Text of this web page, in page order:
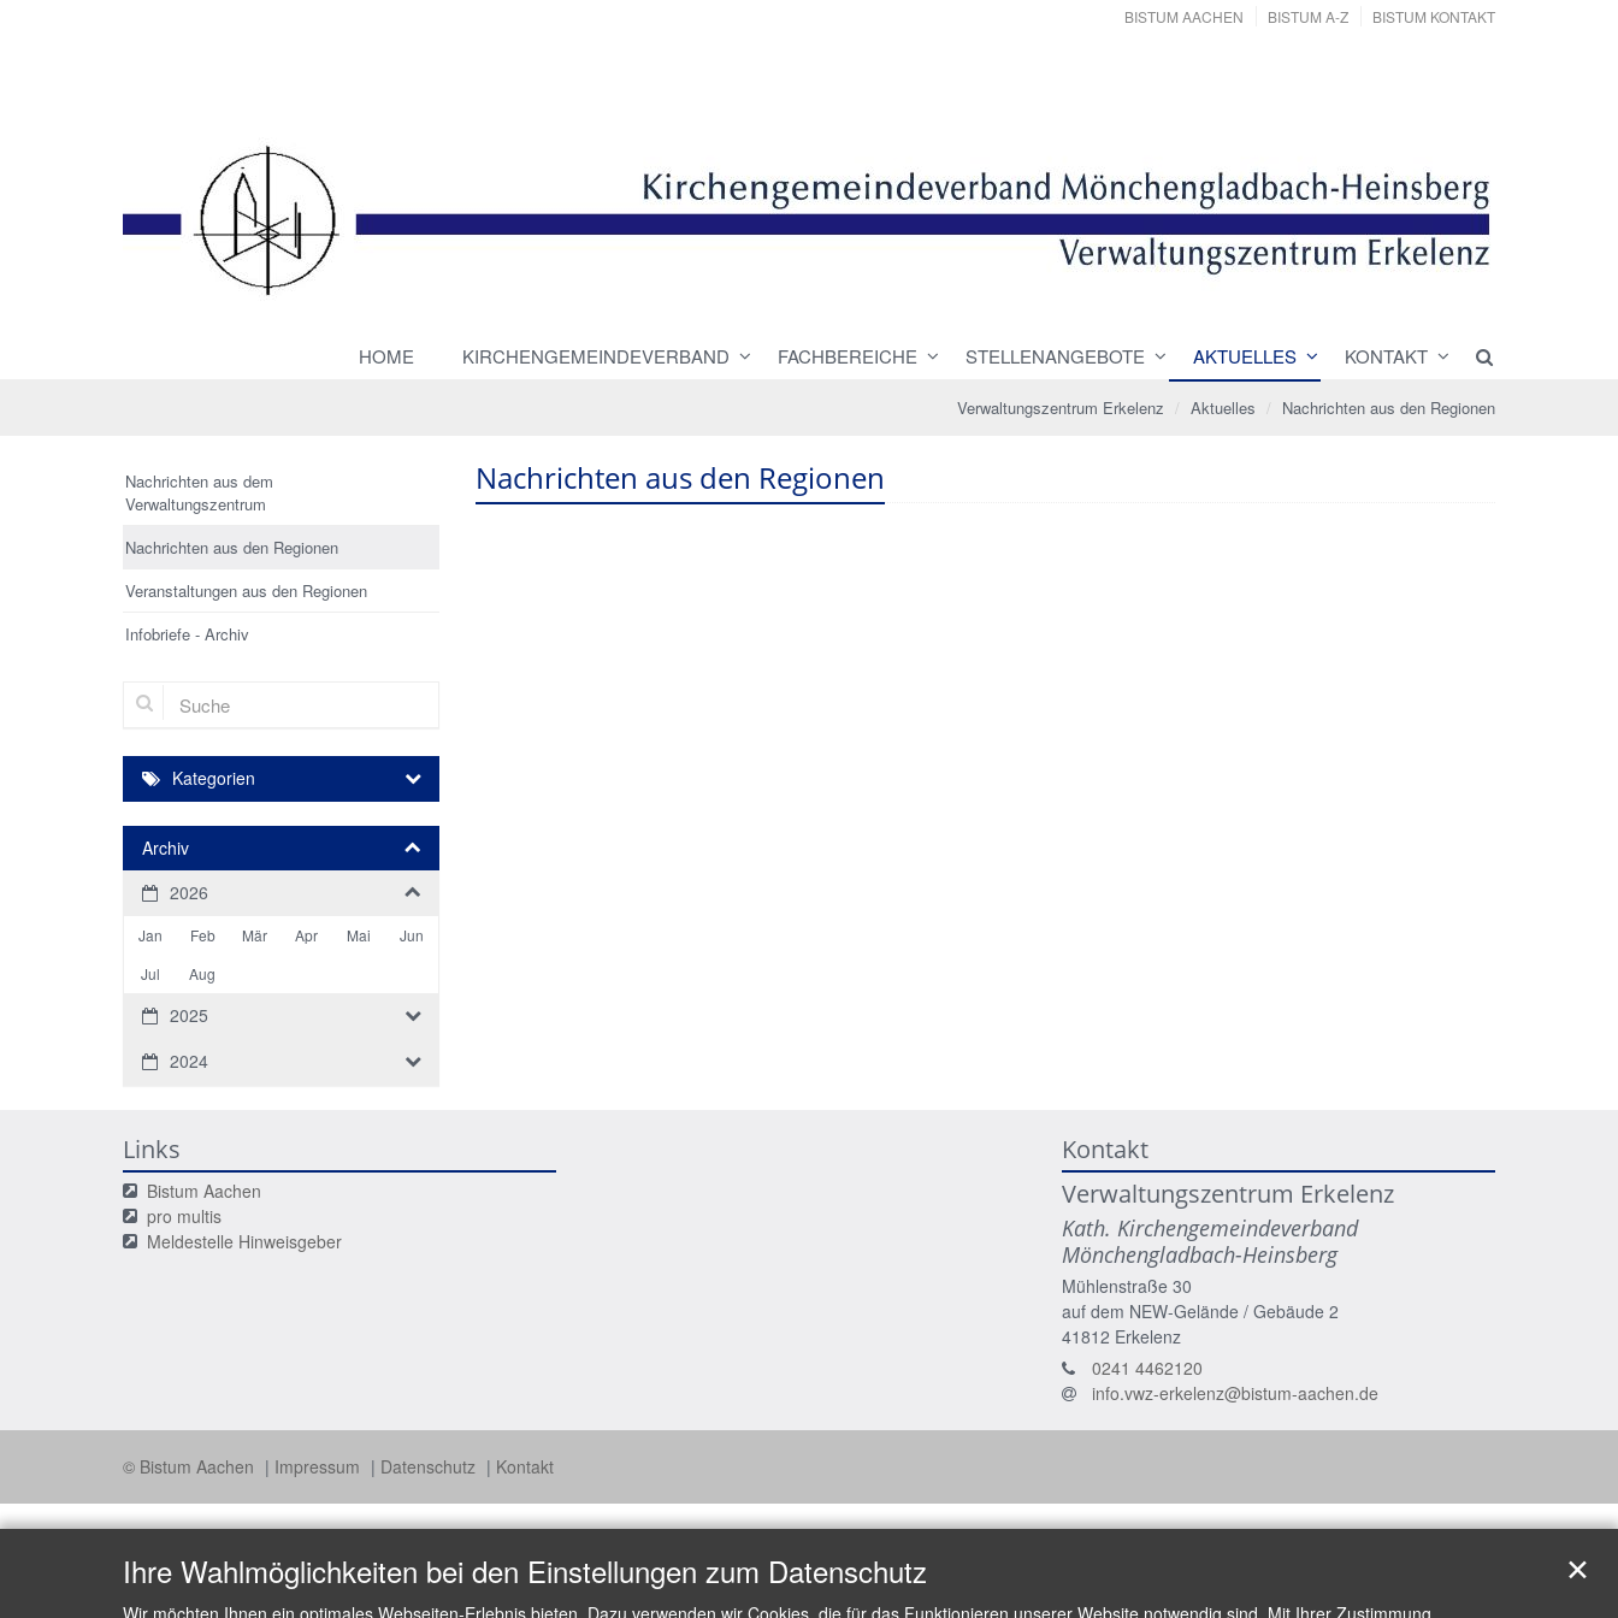
BISTUM AACHEN BISTUM A-Z BISTUM KONTAKT
HOME KIRCHENGEMEINDEVERBAND FACHBEREICHE STELLENANGEBOTE AKTUELLES KONTAKT
Verwaltungszentrum Erkelenz Aktuelles Nachrichten aus den Regionen
Nachrichten aus den Regionen
Nachrichten aus dem
Verwaltungszentrum
Nachrichten aus den Regionen
Veranstaltungen aus den Regionen
Infobriefe - Archiv
Suche
Kategorien
Archiv
2026
Jan Feb Mär Apr Mai
Jun
Jul
Aug
2025
2024
Links
Bistum Aachen
pro multis
Meldestelle Hinweisgeber
Kontakt
Verwaltungszentrum Erkelenz
Kath. Kirchengemeindeverband
Mönchengladbach-Heinsberg
Mühlenstraße 30
auf dem NEW-Gelände / Gebäude 2
41812 Erkelenz
0241 4462120
info.vwz-erkelenz@bistum-aachen.de
© Bistum Aachen Impressum Datenschutz Kontakt
Ihre Wahlmöglichkeiten bei den Einstellungen zum Datenschutz
Wir möchten Ihnen ein optimales Webseiten-Erlebnis bieten. Dazu verwenden wir Cookies, die für das Funktionieren unserer Website notwendig sind. Mit Ihrer Zustimmung
✕